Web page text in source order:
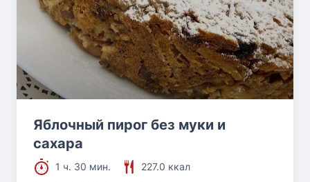
Яблочный пирог без муки и
сахара
1 ч. 30 мин.
227.0 ккал